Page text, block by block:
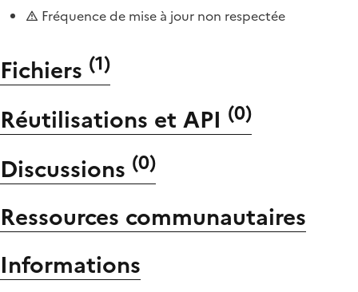
Fréquence de mise à jour non respectée
Fichiers (1)
Réutilisations et API (0)
Discussions (0)
Ressources communautaires
Informations